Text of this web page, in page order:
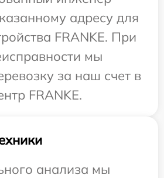
адресу для
FRANKE. При
мы
за наш счет в
FRANKE.
анализа мы